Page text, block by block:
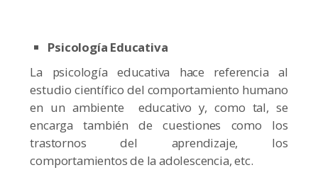
Psicología Educativa
La psicología educativa hace referencia al
estudio científico del comportamiento humano
en un ambiente educativo y, como tal, se
encarga también de cuestiones como los
trastornos del aprendizaje, los
comportamientos de la adolescencia, etc.